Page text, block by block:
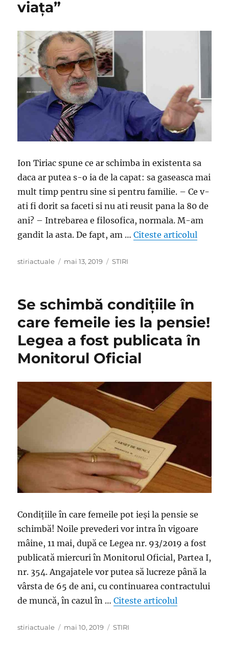
viața”
Ion Tiriac spune ce ar schimba in existenta sa
daca ar putea s-o ia de la capat: sa gaseasca mai
mult timp pentru sine si pentru familie. – Ce v-
ati fi dorit sa faceti si nu ati reusit pana la 80 de
ani? – Intrebarea e filosofica, normala. M-am
gandit la asta. De fapt, am …Citeste articolul
Author
stiriactuale
Posted
mai 13, 2019 Categories
STIRI
Se schimbă condițiile în
care femeile ies la pensie!
Legea a fost publicata în
Monitorul Oficial
Condițiile în care femeile pot ieși la pensie se
schimbă! Noile prevederi vor intra în vigoare
mâine, 11 mai, după ce Legea nr. 93/2019 a fost
publicată miercuri în Monitorul Oficial, Partea I,
nr. 354. Angajatele vor putea să lucreze până la
vârsta de 65 de ani, cu continuarea contractului
de muncă, în cazul în …Citeste articolul
Author
stiriactuale
Posted
mai 10, 2019 Categories
STIRI